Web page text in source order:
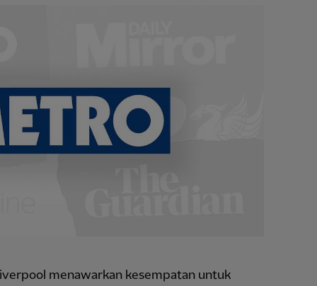
menawarkan kesempatan untuk